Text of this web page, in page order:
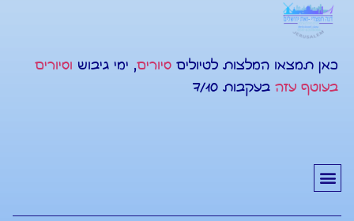
כאן תמצאו המלצות לטיולים סיורים, ימי גיבוש וסיורים
בעוטף עזה בעקבות 7/10